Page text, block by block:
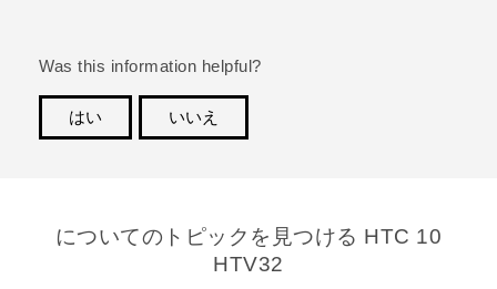
Was this information helpful?
はい
いいえ
についてのトピックを見つける HTC 10
HTV32